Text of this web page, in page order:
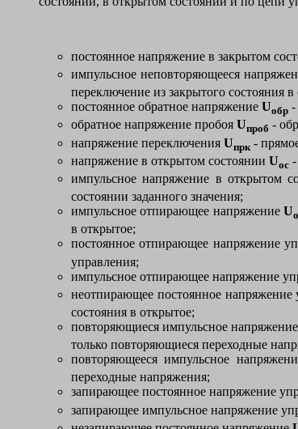
постоянное напряжение в закрытом
импульсное неповторяющееся
переключение из закрытого состояния в
постоянное обратное напряжение Uобр -
обратное напряжение пробоя Uпроб -
напряжение переключения Uпрк -
напряжение в открытом состоянии Uос
импульсное напряжение в открытом
состоянии заданного значения;
импульсное отпирающее напряжение U
в открытое;
постоянное отпирающее напряжение
управления;
импульсное отпирающее напряжение
неотпирающее постоянное напряжение
состояния в открытое;
повторяющиеся импульсное
только повторяющиеся переходные
повторяющееся импульсное
переходные напряжения;
запирающее постоянное напряжение
запирающее импульсное напряжение